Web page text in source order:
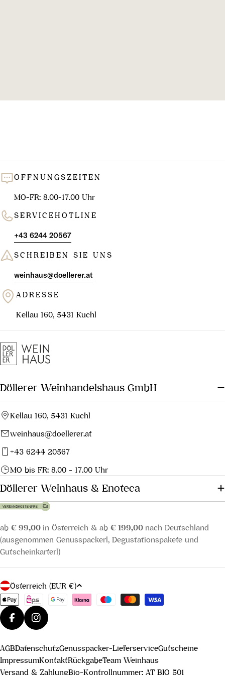
ÖFFNUNGSZEITEN
MO-FR: 8.00-17.00 Uhr
SERVICEHOTLINE
+43 6244 20567
SCHREIBEN SIE UNS
weinhaus@doellerer.at
ADRESSE
Kellau 160, 5431 Kuchl
Döllerer Weinhandelshaus GmbH
Kellau 160, 5431 Kuchl
weinhaus@doellerer.at
+43 6244 20567
MO bis FR: 8.00 - 17.00 Uhr
Döllerer Weinhaus & Enoteca
ab € 99,00 in Österreich & ab € 199,00 nach Deutschland
(ausgenommen Genusspackerl, Degustationspakete und
Gutscheinkarterl)
L
a
n
d
R
e
Österreich (EUR €)
Zahlungsmethoden
FacebookInstagram
AGBDatenschutzGenusspacker-LieferserviceGutscheine
ImpressumKontaktRückgabeTeam Weinhaus
Versand & ZahlungBio-Kontrollnummer: AT BIO 501